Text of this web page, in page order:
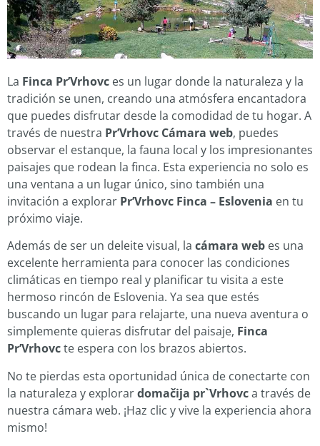
La Finca Pr’Vrhovc es un lugar donde la naturaleza y la
tradición se unen, creando una atmósfera encantadora
que puedes disfrutar desde la comodidad de tu hogar. A
través de nuestra Pr’Vrhovc Cámara web, puedes
observar el estanque, la fauna local y los impresionantes
paisajes que rodean la finca. Esta experiencia no solo es
una ventana a un lugar único, sino también una
invitación a explorar Pr’Vrhovc Finca – Eslovenia en tu
próximo viaje.
Además de ser un deleite visual, la cámara web es una
excelente herramienta para conocer las condiciones
climáticas en tiempo real y planificar tu visita a este
hermoso rincón de Eslovenia. Ya sea que estés
buscando un lugar para relajarte, una nueva aventura o
simplemente quieras disfrutar del paisaje, Finca
Pr’Vrhovcte espera con los brazos abiertos.
No te pierdas esta oportunidad única de conectarte con
la naturaleza y explorardomačija pr`Vrhovca través de
nuestra cámara web. ¡Haz clic y vive la experiencia ahora
mismo!